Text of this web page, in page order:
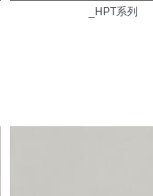
_HPT系列